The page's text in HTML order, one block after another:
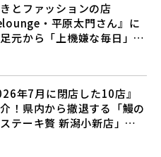
とファッションの店
・平原太門さん』に
元から「上機嫌な毎日」を
とは？
年7月に閉店した10店』
！県内から撤退する「鰻の
テーキ贅 新潟小新店」が